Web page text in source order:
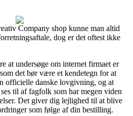
Company shop kunne man altid
dog er det oftest ikke
at undersøge om internet firmaet er
det bør være et kendetegn for at
officielle danske lovgivning, og at
til af fagfolk som har megen viden
Det giver dig lejlighed til at blive
som følge af din bestilling.